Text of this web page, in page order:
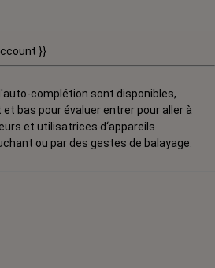
}}
complétion sont disponibles,
bas pour évaluer entrer pour aller à
et utilisatrices d‘appareils
ou par des gestes de balayage.